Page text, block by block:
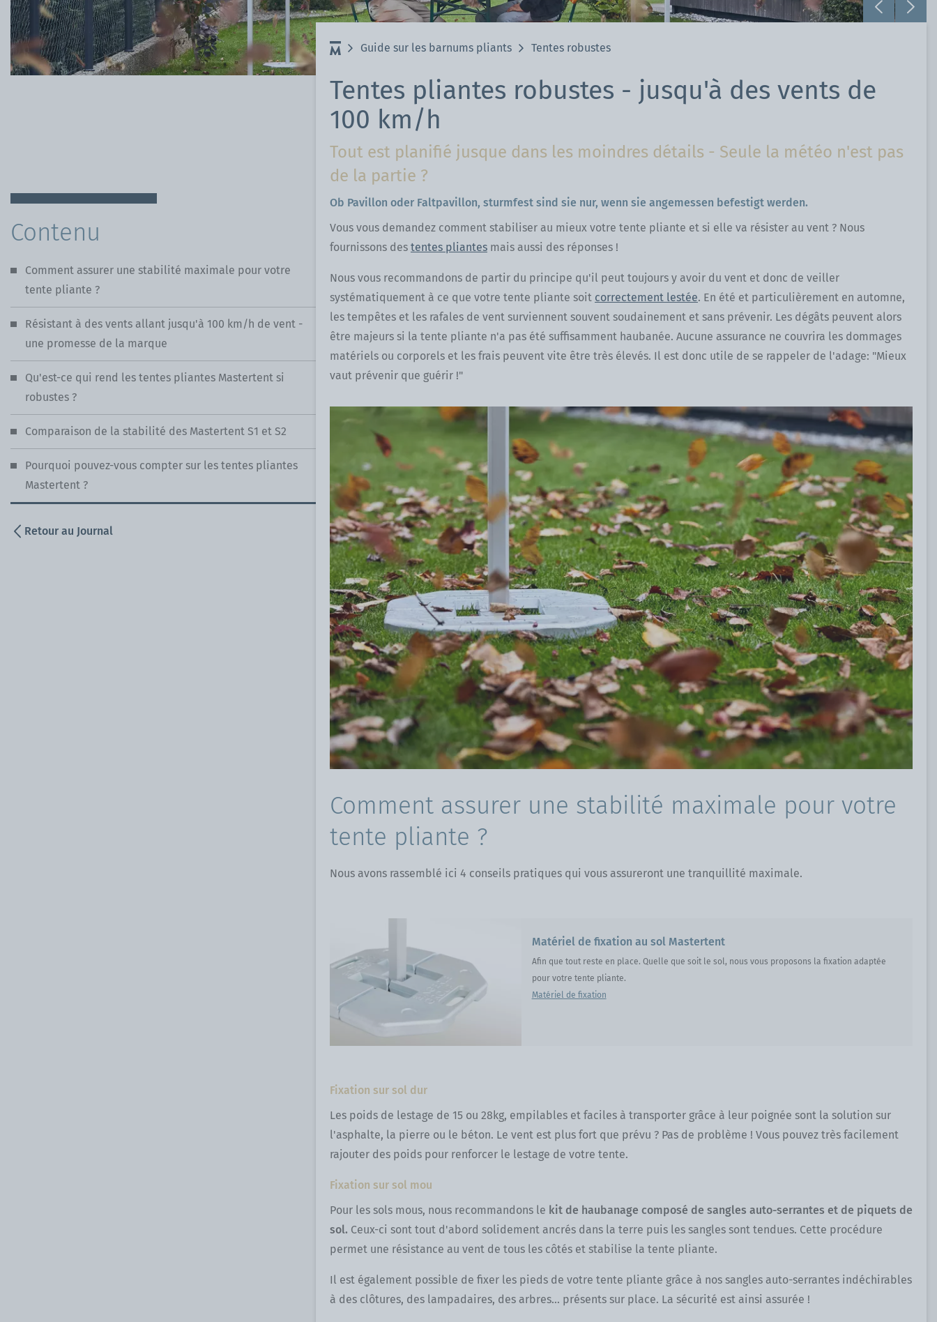
Pavillons
Municipalités et associations
Contenu
Comment assurer une stabilité maximale pour votre
tente pliante ?
Résistant à des vents allant jusqu'à 100 km/h de vent -
une promesse de la marque
Qu'est-ce qui rend les tentes pliantes Mastertent si
robustes ?
Comparaison de la stabilité des Mastertent S1 et S2
Pourquoi pouvez-vous compter sur les tentes pliantes
Mastertent ?
Retour au Journal
Guide sur les barnums pliants Tentes robustes
Tentes pliantes robustes - jusqu'à des vents de
100 km/h
Tout est planifié jusque dans les moindres détails - Seule la météo n'est pas
de la partie ?
Ob Pavillon oder Faltpavillon, sturmfest sind sie nur, wenn sie angemessen befestigt werden.
Vous vous demandez comment stabiliser au mieux votre tente pliante et si elle va résister au vent ? Nous
fournissons des tentes pliantes mais aussi des réponses !
Nous vous recommandons de partir du principe qu'il peut toujours y avoir du vent et donc de veiller
systématiquement à ce que votre tente pliante soit correctement lestée. En été et particulièrement en automne,
les tempêtes et les rafales de vent surviennent souvent soudainement et sans prévenir. Les dégâts peuvent alors
être majeurs si la tente pliante n'a pas été suffisamment haubanée. Aucune assurance ne couvrira les dommages
matériels ou corporels et les frais peuvent vite être très élevés. Il est donc utile de se rappeler de l'adage: "Mieux
vaut prévenir que guérir !"
Comment assurer une stabilité maximale pour votre
tente pliante ?
Nous avons rassemblé ici 4 conseils pratiques qui vous assureront une tranquillité maximale.
Matériel de fixation au sol Mastertent
Afin que tout reste en place. Quelle que soit le sol, nous vous proposons la fixation adaptée
pour votre tente pliante.
Matériel de fixation
Fixation sur sol dur
Les poids de lestage de 15 ou 28kg, empilables et faciles à transporter grâce à leur poignée sont la solution sur
l'asphalte, la pierre ou le béton. Le vent est plus fort que prévu ? Pas de problème ! Vous pouvez très facilement
rajouter des poids pour renforcer le lestage de votre tente.
Fixation sur sol mou
Pour les sols mous, nous recommandons le kit de haubanage composé de sangles auto-serrantes et de piquets de
sol. Ceux-ci sont tout d'abord solidement ancrés dans la terre puis les sangles sont tendues. Cette procédure
permet une résistance au vent de tous les côtés et stabilise la tente pliante.
Il est également possible de fixer les pieds de votre tente pliante grâce à nos sangles auto-serrantes indéchirables
à des clôtures, des lampadaires, des arbres... présents sur place. La sécurité est ainsi assurée !